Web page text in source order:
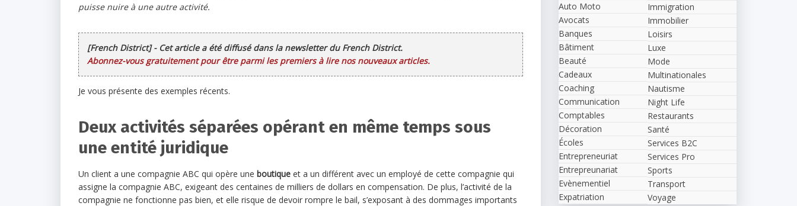
puisse nuire à une autre activité.
[French District] - Cet article a été diffusé dans la newsletter du French District.
Abonnez-vous gratuitement pour être parmi les premiers à lire nos nouveaux articles.
Je vous présente des exemples récents.
Deux activités séparées opérant en même temps sous
une entité juridique
Un client a une compagnie ABC qui opère une boutique et a un différent avec un employé de cette compagnie qui
assigne la compagnie ABC, exigeant des centaines de milliers de dollars en compensation. De plus, l’activité de la
compagnie ne fonctionne pas bien, et elle risque de devoir rompre le bail, s’exposant à des dommages importants
Auto Moto
Avocats
Banques
Bâtiment
Beauté
Cadeaux
Coaching
Communication
Comptables
Décoration
Écoles
Entrepreneuriat
Entrepreunariat
Evènementiel
Expatriation
Immigration
Immobilier
Loisirs
Luxe
Mode
Multinationales
Nautisme
Night Life
Restaurants
Santé
Services B2C
Services Pro
Sports
Transport
Voyage